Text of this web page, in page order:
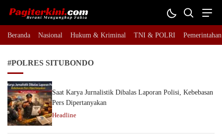
Pagiterkini.com
Berani Mengungkap Fakta
Beranda Nasional Hukum & Kriminal TNI & POLRI Pemerintahan
#POLRES SITUBONDO
Saat Karya Jurnalistik Dibalas Laporan Polisi, Kebebasan
Pers Dipertanyakan
Headline